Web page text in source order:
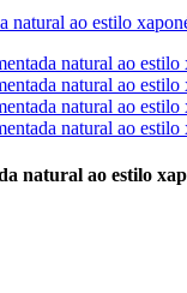
natural ao estilo